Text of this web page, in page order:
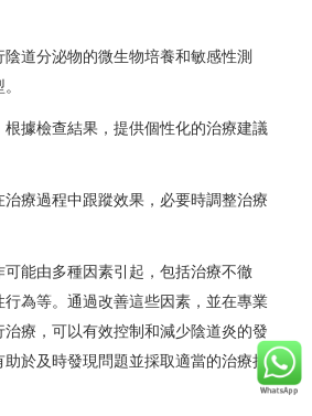
道分泌物的微生物培養和敏感性測
據檢查結果，提供個性化的治療建議
治療過程中跟蹤效果，必要時調整治療
可能由多種因素引起，包括治療不徹
行為等。通過改善這些因素，並在專業
療，可以有效控制和減少陰道炎的發
於及時發現問題並採取適當的治療措